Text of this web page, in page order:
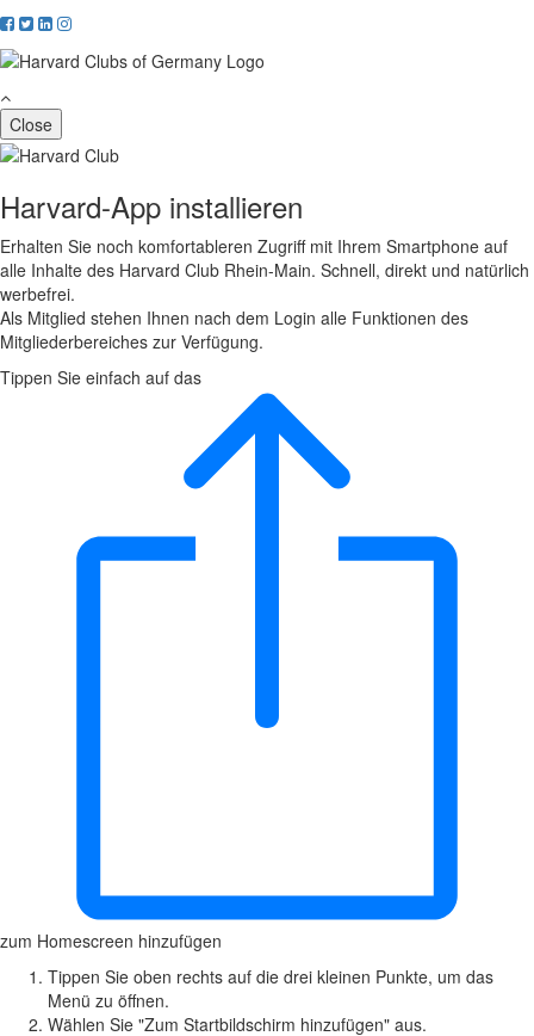
Close
Harvard-App installieren
Erhalten Sie noch komfortableren Zugriff mit Ihrem Smartphone auf
alle Inhalte des Harvard Club Rhein-Main. Schnell, direkt und natürlich
werbefrei.
Als Mitglied stehen Ihnen nach dem Login alle Funktionen des
Mitgliederbereiches zur Verfügung.
Tippen Sie einfach auf das
zum Homescreen hinzufügen
Tippen Sie oben rechts auf die drei kleinen Punkte, um das
Menü zu öffnen.
Wählen Sie "Zum Startbildschirm hinzufügen" aus.